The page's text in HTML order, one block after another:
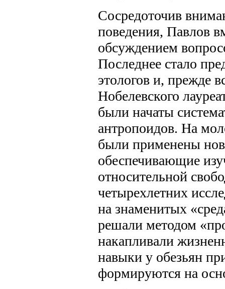
Сосредоточив
поведения, Павлов
обсуждением
Последнее стало
этологов и, прежде
Нобелевского
были начаты
антропоидов. На
были применены
обеспечивающие
относительной
четырехлетних
на знаменитых
решали методом
накапливали
навыки у обезьян
формируются на